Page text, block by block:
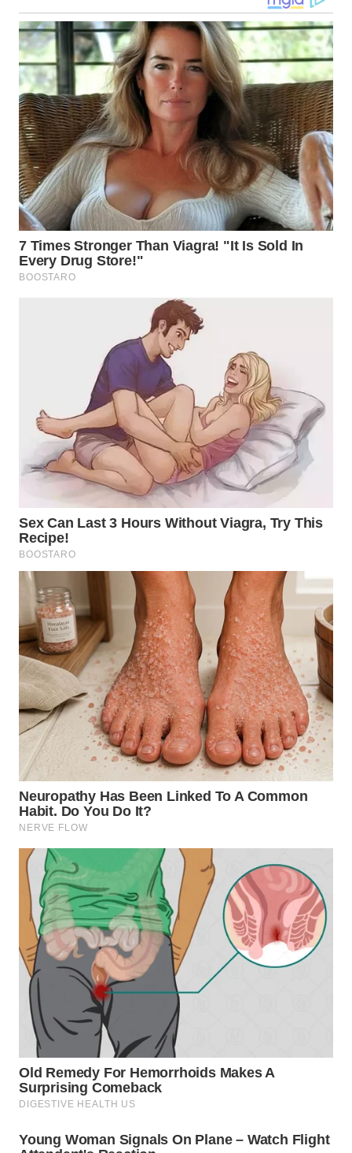
WN
KALTARA
WN
KALSEL
WN
KALTIM
WN
SULSEL
WN
GORONTALO
WN
MALUT
DAIRI
WN
DANAU
TOBA
WN
NIAS
WN
LANGKAT
TAPANULI
SELATAN
WN
LESUNG
WN
KARO
WN
SIMALUNGUN
LABUHANBATU
WN
TAPANULI
TENGAH
WN DELI